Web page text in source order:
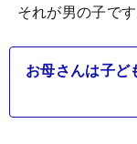
それが男の子です
お母さんは子ど